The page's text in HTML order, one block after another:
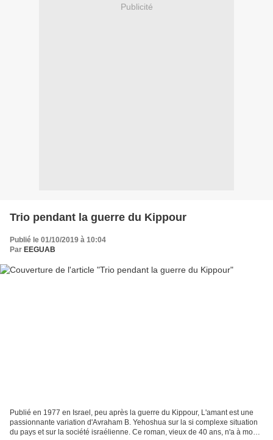
Publicité
Trio pendant la guerre du Kippour
Publié le 01/10/2019 à 10:04
Par EEGUAB
Publié en 1977 en Israel, peu après la guerre du Kippour, L'amant est une
passionnante variation d'Avraham B. Yehoshua sur la si complexe situation
du pays et sur la société israélienne. Ce roman, vieux de 40 ans, n'a à mon